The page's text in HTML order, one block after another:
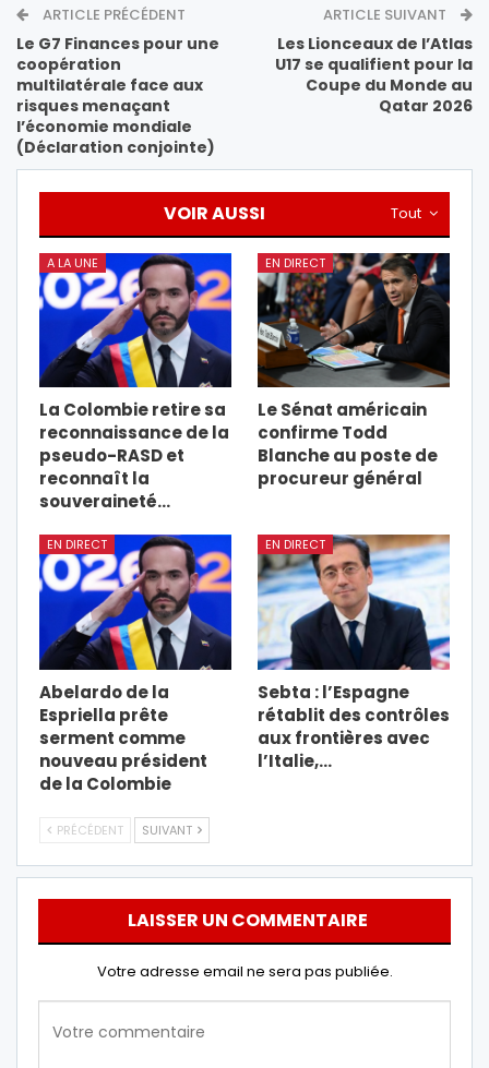
ARTICLE PRÉCÉDENT
Le G7 Finances pour une
coopération
multilatérale face aux
risques menaçant
l’économie mondiale
(Déclaration conjointe)
ARTICLE SUIVANT
Les Lionceaux de l’Atlas
U17 se qualifient pour la
Coupe du Monde au
Qatar 2026
Tout
VOIR AUSSI
A LA UNE
La Colombie retire sa
reconnaissance de la
pseudo-RASD et
reconnaît la
souveraineté…
EN DIRECT
Le Sénat américain
confirme Todd
Blanche au poste de
procureur général
EN DIRECT
Abelardo de la
Espriella prête
serment comme
nouveau président
de la Colombie
EN DIRECT
Sebta : l’Espagne
rétablit des contrôles
aux frontières avec
l’Italie,…
PRÉCÉDENT SUIVANT
LAISSER UN COMMENTAIRE
Votre adresse email ne sera pas publiée.